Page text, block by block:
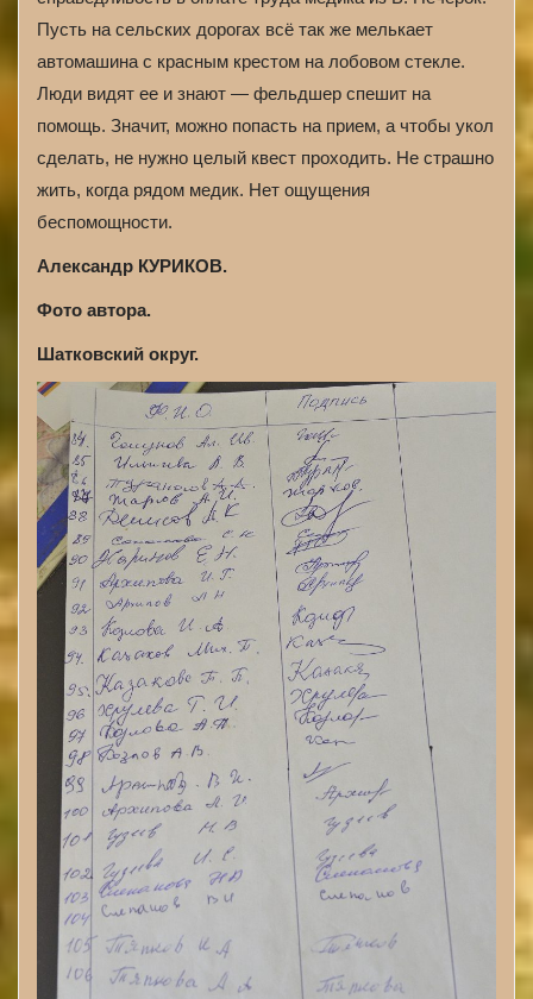
Пусть на сельских дорогах всё так же мелькает
автомашина с красным крестом на лобовом стекле.
Люди видят ее и знают — фельдшер спешит на
помощь. Значит, можно попасть на прием, а чтобы укол
сделать, не нужно целый квест проходить. Не страшно
жить, когда рядом медик. Нет ощущения
беспомощности.
Александр КУРИКОВ.
Фото автора.
Шатковский округ.